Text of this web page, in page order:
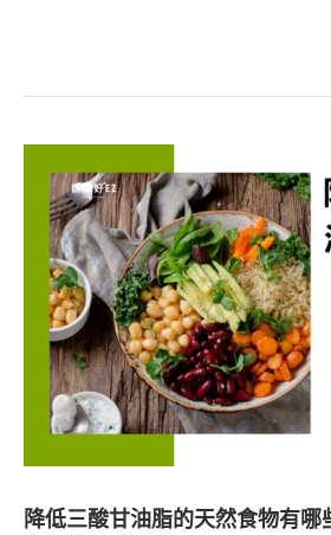
降低三酸甘油脂的天然食物有